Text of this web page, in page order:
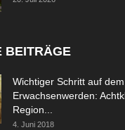
BEITRÄGE
Wichtiger Schritt auf
Erwachsenwerden:
Region...
4. Juni 2018